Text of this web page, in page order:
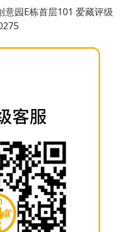
园E栋首层101 爱藏评级